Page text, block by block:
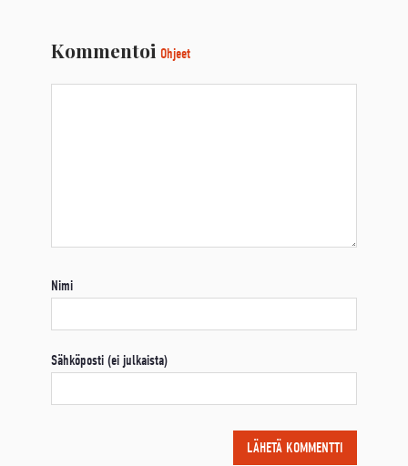
Kommentoi Ohjeet
Nimi
Sähköposti (ei julkaista)